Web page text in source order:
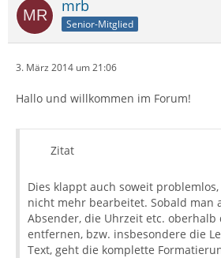
mrb
Senior-Mitglied
3. März 2014 um 21:06
Hallo und willkommen im Forum!
Zitat
Dies klappt auch soweit
nicht mehr bearbeitet. Sobald man
Absender, die Uhrzeit etc. oberhalb
entfernen, bzw. insbesondere die
Text, geht die komplette